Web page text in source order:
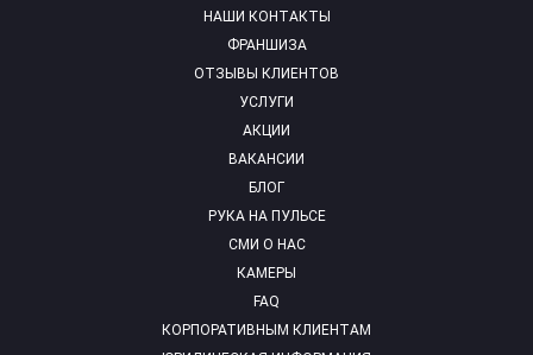
НАШИ КОНТАКТЫ
ФРАНШИЗА
ОТЗЫВЫ КЛИЕНТОВ
УСЛУГИ
АКЦИИ
ВАКАНСИИ
БЛОГ
РУКА НА ПУЛЬСЕ
СМИ О НАС
КАМЕРЫ
FAQ
КОРПОРАТИВНЫМ КЛИЕНТАМ